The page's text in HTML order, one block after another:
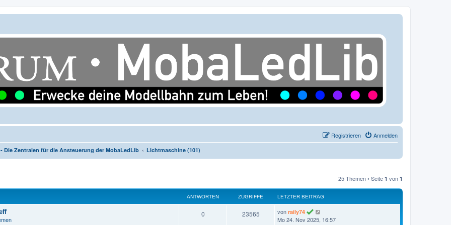
Anmelden
Registrieren
Die Zentralen für die Ansteuerung der MobaLedLib Lichtmaschine (101)
25 Themen • Seite 1 von 1
ANTWORTEN ZUGRIFFE LETZTER BEITRAG
0A
23565Z
L
e
von raily74
Mo 24. Nov 2025, 16:57